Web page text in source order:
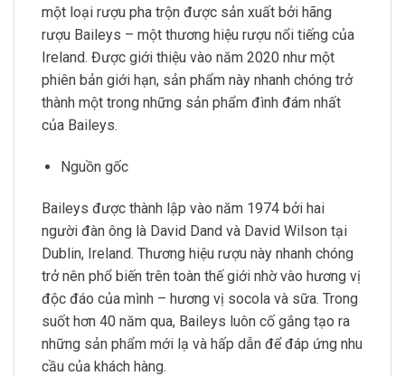
một loại rượu pha trộn được sản xuất bởi hãng
rượu Baileys – một thương hiệu rượu nổi tiếng của
Ireland. Được giới thiệu vào năm 2020 như một
phiên bản giới hạn, sản phẩm này nhanh chóng trở
thành một trong những sản phẩm đình đám nhất
của Baileys.
Nguồn gốc
Baileys được thành lập vào năm 1974 bởi hai
người đàn ông là David Dand và David Wilson tại
Dublin, Ireland. Thương hiệu rượu này nhanh chóng
trở nên phổ biến trên toàn thế giới nhờ vào hương vị
độc đáo của mình – hương vị socola và sữa. Trong
suốt hơn 40 năm qua, Baileys luôn cố gắng tạo ra
những sản phẩm mới lạ và hấp dẫn để đáp ứng nhu
cầu của khách hàng.